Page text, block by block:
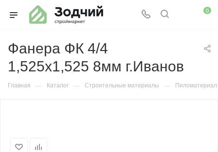
0
Фанера ФК 4/4
1,525х1,525 8мм г.Иванов
Главная — Каталог — Строительные материалы — Пиломатериал